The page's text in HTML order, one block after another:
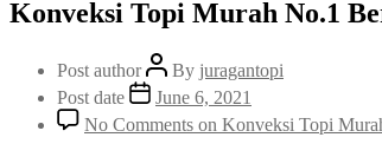
Konveksi Topi Murah No.1
Post author By juragantopi
Post date
June 6, 2021
No Comments on Konveksi Topi